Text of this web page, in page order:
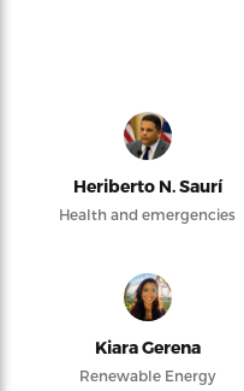
Heriberto N. Saurí
Health and emergencies
Kiara Gerena
Renewable Energy